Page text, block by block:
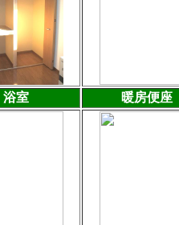
浴室 暖房便座